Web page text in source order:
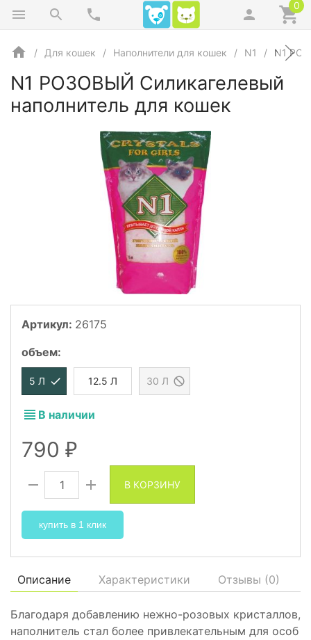
0
Для кошек Наполнители для кошек N1 N1
N1 РОЗОВЫЙ Силикагелевый
наполнитель для кошек
Артикул: 26175
объем:
5 Л 12.5 Л 30 Л
В наличии
790 ₽
В КОРЗИНУ
купить в 1 клик
Описание Характеристики Отзывы (0)
Благодаря добавлению нежно-розовых кристаллов,
наполнитель стал более привлекательным для особ